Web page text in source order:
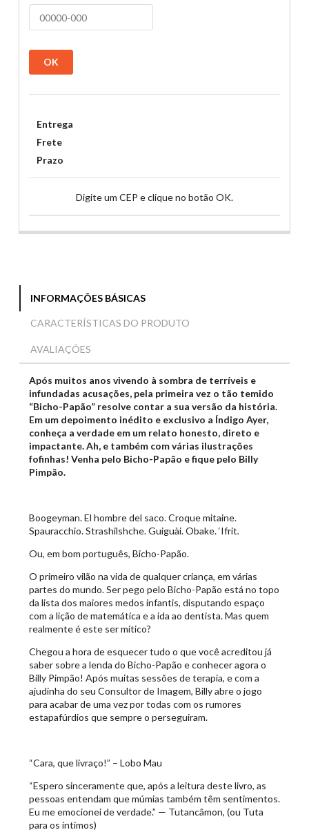
OK
Entrega
Frete
Prazo
Digite um CEP e clique no botão OK.
INFORMAÇÕES BÁSICAS
CARACTERÍSTICAS DO PRODUTO
AVALIAÇÕES
Após muitos anos vivendo à sombra de terríveis e
infundadas acusações, pela primeira vez o tão temido
“Bicho-Papão” resolve contar a sua versão da história.
Em um depoimento inédito e exclusivo a Índigo Ayer,
conheça a verdade em um relato honesto, direto e
impactante. Ah, e também com várias ilustrações
fofinhas! Venha pelo Bicho-Papão e fique pelo Billy
Pimpão.
Boogeyman. El hombre del saco. Croque mitaine.
Spauracchio. Strashilshche. Guiguài. Obake. ‘Ifrit.
Ou, em bom português, Bicho-Papão.
O primeiro vilão na vida de qualquer criança, em várias
partes do mundo. Ser pego pelo Bicho-Papão está no topo
da lista dos maiores medos infantis, disputando espaço
com a lição de matemática e a ida ao dentista. Mas quem
realmente é este ser mítico?
Chegou a hora de esquecer tudo o que você acreditou já
saber sobre a lenda do Bicho-Papão e conhecer agora o
Billy Pimpão! Após muitas sessões de terapia, e com a
ajudinha do seu Consultor de Imagem, Billy abre o jogo
para acabar de uma vez por todas com os rumores
estapafúrdios que sempre o perseguiram.
“Cara, que livraço!” – Lobo Mau
“Espero sinceramente que, após a leitura deste livro, as
pessoas entendam que múmias também têm sentimentos.
Eu me emocionei de verdade.” — Tutancâmon, (ou Tuta
para os íntimos)